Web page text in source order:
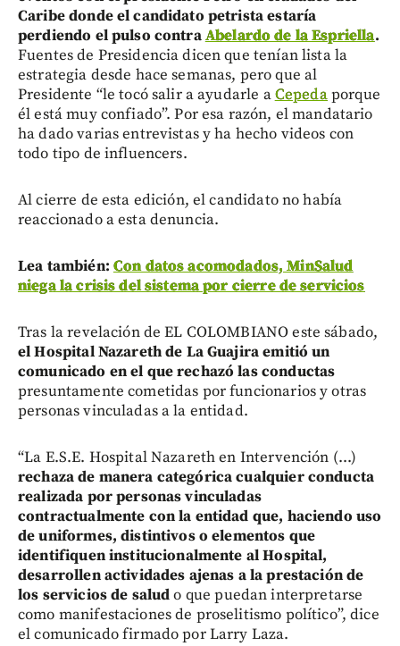
Caribe donde el candidato petrista estaría
perdiendo el pulso contraAbelardo de la Espriella.
Fuentes de Presidencia dicen que tenían lista la
estrategia desde hace semanas, pero que al
Presidente “le tocó salir a ayudarle aCepedaporque
él está muy confiado”. Por esa razón, el mandatario
ha dado varias entrevistas y ha hecho videos con
todo tipo de influencers.
Al cierre de esta edición, el candidato no había
reaccionado a esta denuncia.
Lea también: Con datos acomodados, MinSalud
niega la crisis del sistema por cierre de servicios
Tras la revelación de EL COLOMBIANO este sábado,
el Hospital Nazareth de La Guajira emitió un
comunicado en el que rechazó las conductas
presuntamente cometidas por funcionarios y otras
personas vinculadas a la entidad.
“La E.S.E. Hospital Nazareth en Intervención (...)
rechaza de manera categórica cualquier conducta
realizada por personas vinculadas
contractualmente con la entidad que, haciendo uso
de uniformes, distintivos o elementos que
identifiquen institucionalmente al Hospital,
desarrollen actividades ajenas a la prestación de
los servicios de saludo que puedan interpretarse
como manifestaciones de proselitismo político”, dice
el comunicado firmado por Larry Laza.